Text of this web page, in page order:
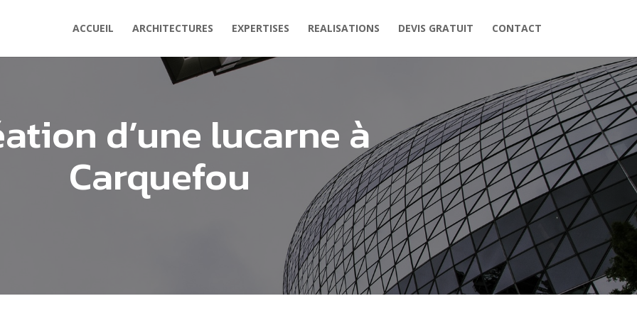
ACCUEIL ARCHITECTURES EXPERTISES REALISATIONS DEVIS GRATUIT CONTACT
d’une lucarne à
Carquefou